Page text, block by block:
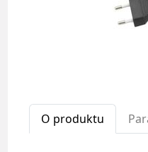
O produktu